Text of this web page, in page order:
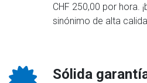
CHF 250,00 por hora.
sinónimo de alta
Sólida